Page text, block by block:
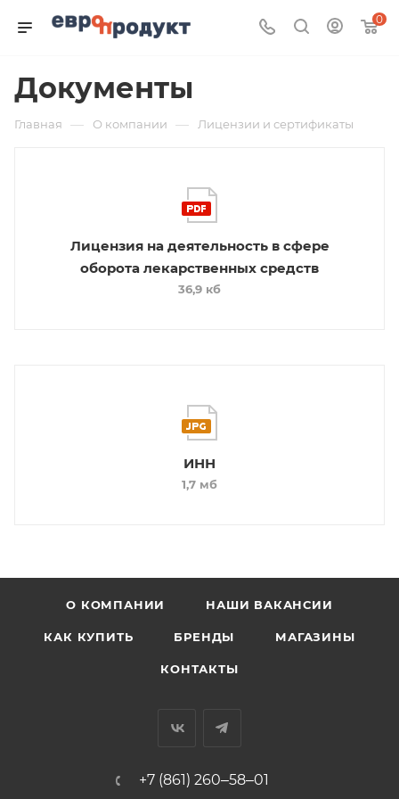
0
Документы
Главная — О компании — Лицензии и сертификаты
Лицензия на деятельность в сфере
оборота лекарственных средств
36,9 кб
ИНН
1,7 мб
О КОМПАНИИ НАШИ ВАКАНСИИ
КАК КУПИТЬ БРЕНДЫ МАГАЗИНЫ
КОНТАКТЫ
+7 (861) 260‒58‒01